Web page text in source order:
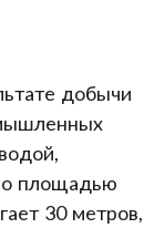
добычи
площадью
30 метров,